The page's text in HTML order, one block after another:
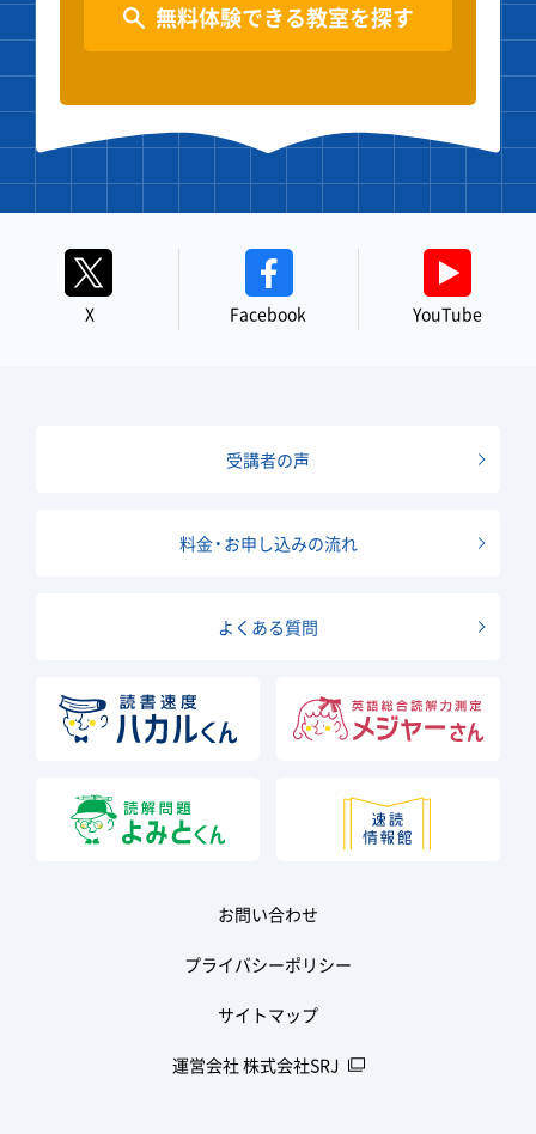
無料体験できる教室を探す
X Facebook YouTube
受講者の声
料金・お申し込みの流れ
よくある質問
お問い合わせ
プライバシーポリシー
サイトマップ
運営会社 株式会社SRJ